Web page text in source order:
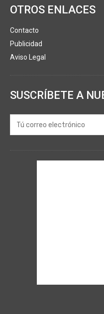
OTROS ENLACES
Contacto
Publicidad
Aviso Legal
SUSCRÍBETE A